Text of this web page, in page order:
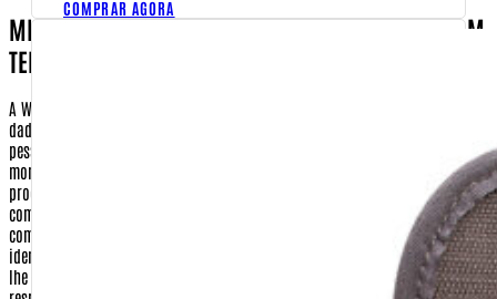
COMPRAR AGORA
MINHAS INFORMAÇÕES SERÃO COMPARTILHADAS COM
TERCEIROS?
A Warfare.com.br não partilha, aluga, vende ou empresta o seu banco de
dados para nenhuma outra empresa, instituição ou associação. As únicas
pessoas que terão acesso aos seus dados, mesmo que por poucos
momentos, serão aquelas envolvidas no processo de preparação e envio dos
produtos requisitados. Confira abaixo quais dados seus deverão ser
compartilhados com terceiros, em que momento e por qual razão, assim
como os dados que não são compartilhados.
- Sua
identificação e localização deverão constar no pacote com os produtos que
lhe serão enviados quando realizar uma compra. Assim sendo, a empresa